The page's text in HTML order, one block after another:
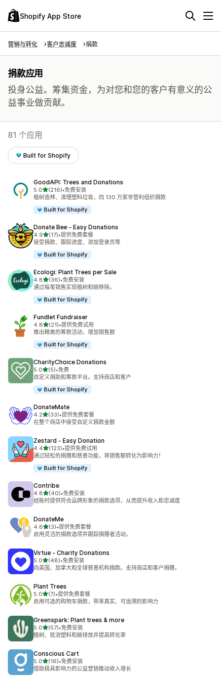
Shopify App Store
营销与转化 客户忠诚度 捐款
捐款应用
投身公益。筹集资金，为对您和您的客户有意义的公
益事业做贡献。
81 个应用
Built for Shopify
GoodAPI: Trees and Donations
5.0星（满分 5 星）
(216)
总共 216 条评论
•免费安装
植树造林、清理塑料垃圾，向 130 万家非营利组织捐款
Built for Shopify
Donate Bee ‑ Easy Donations
4.9星（满分 5 星）
(17)
总共 17 条评论
•提供免费套餐
接受捐款、跟踪进度、添加登录页等
Built for Shopify
Ecologi: Plant Trees per Sale
4.8星（满分 5 星）
(36)
总共 36 条评论
•免费安装
通过每笔销售实现植树和碳移除。
Built for Shopify
Fundlet Fundraiser
4.8星（满分 5 星）
(21)
总共 21 条评论
•提供免费试用
推出精美的筹款活动，增加销售额
Built for Shopify
CharityChoice Donations
5.0星（满分 5 星）
(5)
总共 5 条评论
•免费
自定义捐助和筹款平台。支持商店和客户
Built for Shopify
DonateMate
4.2星（满分 5 星）
(33)
总共 33 条评论
•提供免费套餐
在整个商店中接受自定义捐款金额
Zestard ‑ Easy Donation
4.4星（满分 5 星）
(123)
总共 123 条评论
•提供免费试用
通过轻松的捐赠和慈善功能，将销售额转化为影响力！
Built for Shopify
Contribe
4.8星（满分 5 星）
(40)
总共 40 条评论
•免费安装
结账时提供符合品牌形象的捐款选项，从而提升收入和忠诚度
DonateMe
4.6星（满分 5 星）
(3)
总共 3 条评论
•提供免费套餐
启用灵活的捐款选项并跟踪捐赠者活动。
Virtue ‑ Charity Donations
5.0星（满分 5 星）
(48)
总共 48 条评论
•免费安装
向英国、加拿大和全球慈善机构捐款。支持商店和客户捐赠。
Plant Trees
5.0星（满分 5 星）
(7)
总共 7 条评论
•提供免费套餐
启用可选的购物车捐款，带来真实、可追溯的影响力
Greenspark: Plant trees & more
5.0星（满分 5 星）
(57)
总共 57 条评论
•免费安装
植树、抵消塑料和碳排放并提高转化率
Conscious Cart
5.0星（满分 5 星）
(16)
总共 16 条评论
•免费安装
借助极具影响力的公益营销推动收入增长